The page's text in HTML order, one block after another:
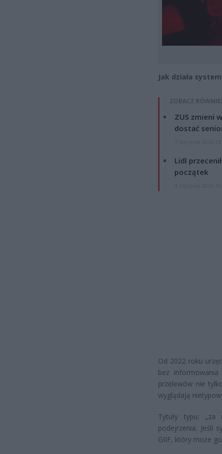
Jak działa
ZOBACZ
ZUS zmieni
dostać
Lidl
początek
Od 2022 roku
bez
przelewów nie
wyglądają
Tytuły typu: „za
podejrzenia. Jeśli
GIIF, który może